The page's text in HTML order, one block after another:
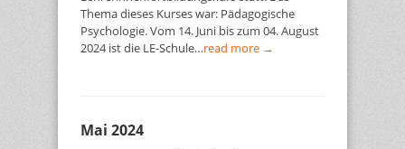
Thema dieses Kurses war: Pädagogische
Psychologie. Vom 14. Juni bis zum 04. August
2024 ist die LE-Schule…read more →
Mai 2024